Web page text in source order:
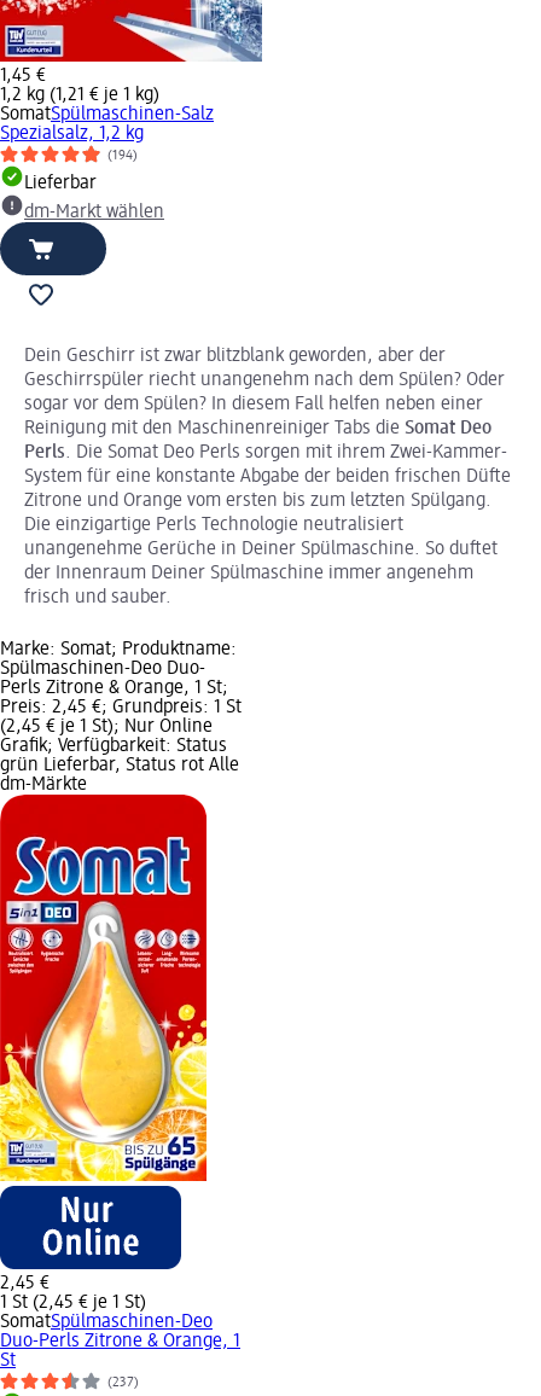
1,45 €
1,2 kg (1,21 € je 1 kg)
SomatSpülmaschinen-Salz
Spezialsalz, 1,2 kg
(194)
Lieferbar
dm-Markt wählen
Dein Geschirr ist zwar blitzblank geworden, aber der
Geschirrspüler riecht unangenehm nach dem Spülen? Oder
sogar vor dem Spülen? In diesem Fall helfen neben einer
Reinigung mit den Maschinenreiniger Tabs die Somat Deo
Perls. Die Somat Deo Perls sorgen mit ihrem Zwei-Kammer-
System für eine konstante Abgabe der beiden frischen Düfte
Zitrone und Orange vom ersten bis zum letzten Spülgang.
Die einzigartige Perls Technologie neutralisiert
unangenehme Gerüche in Deiner Spülmaschine. So duftet
der Innenraum Deiner Spülmaschine immer angenehm
frisch und sauber.
Marke: Somat; Produktname:
Spülmaschinen-Deo Duo-
Perls Zitrone & Orange, 1 St;
Preis: 2,45 €; Grundpreis: 1 St
(2,45 € je 1 St); Nur Online
Grafik; Verfügbarkeit: Status
grün Lieferbar, Status rot Alle
dm-Märkte
2,45 €
1 St (2,45 € je 1 St)
SomatSpülmaschinen-Deo
Duo-Perls Zitrone & Orange, 1
St
(237)